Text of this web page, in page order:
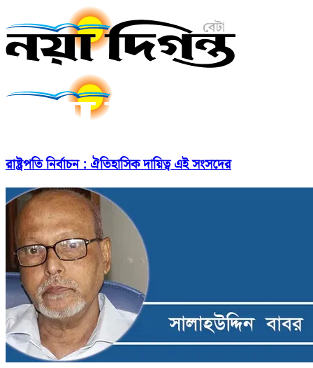
রাষ্ট্রপতি নির্বাচন : ঐতিহাসিক দায়িত্ব এই সংসদের